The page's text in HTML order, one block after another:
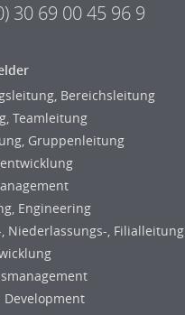
30 69 00 45 96 9
Bereichsleitung
Teamleitung
Gruppenleitung
Engineering
Niederlassungs-, Filialleitung
Development